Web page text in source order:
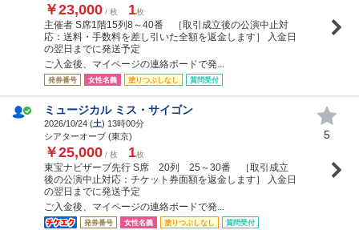
￥23,000 / 枚 1枚
主催者 S席1階15列8～40番 ［取引成立後の公演中止対
応：送料・手数料を差し引いた全額を返金します］ 入金日
の翌日までに発送予定
ご入金後、マイページの連絡ボードで発...
発券番号 女性名義 塗りつぶしなし 質問受付
ミュージカル ミス・サイゴン
2026/10/24 (土) 13時00分
シアターオーブ (東京)
￥25,000 / 枚 1枚
東宝ナビザーブ先行 S席 20列 25～30番 ［取引成立
後の公演中止対応：チケット券面額を返金します］ 入金日
の翌日までに発送予定
ご入金後、マイページの連絡ボードで発...
発券番号 女性名義 塗りつぶしなし 質問受付
5